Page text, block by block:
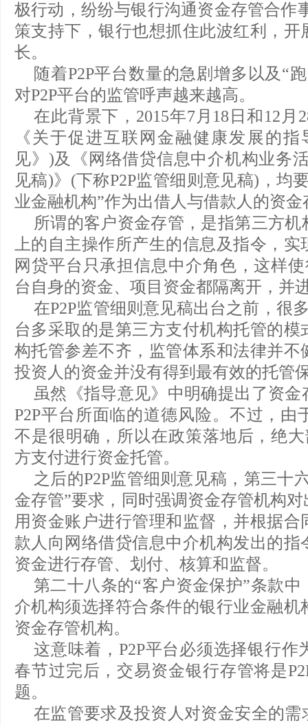
极行动，纷纷与银行沟通资金存管合作
策支持下，银行也想抓住此波红利，
长。
随着P2P平台数量的急剧增多以及“
对P2P平台的监管呼声越来越高。
在此背景下，2015年7月18日和12月
《关于促进互联网金融健康发展的
见》)及《网络借贷信息中介机构业务
见稿)》(下称P2P监管细则意见稿)，均
业金融机构”作为出借人与借款人的资金
所谓的客户资金存管，是指第三方
上的自主操作所产生的信息及指令，
网贷平台只承担信息中介角色，这样
台自身的资金、项目资金都隔离开，并
在P2P监管细则意见稿出台之前，很
台多采取的是第三方支付机构托管的
构托管参差不齐，监管体系和法律并不
投资人的资金并没有得到最有效的托管
虽然《指导意见》中明确提出了资
P2P平台所面临的道德风险。不过，由
不是很明确，所以在政策落地后，绝
方支付进行资金托管。
之后的P2P监管细则意见稿，第三十
金存管”要求，同时强调资金存管机构
用资金账户进行管理和监督，并根据
款人向网络借贷信息中介机构发出的
资金进行存管、划付、核算和监督。
第二十八条的“客户资金保护”条款
介机构须选择符合条件的银行业金融机
资金存管机构。
这意味着，P2P平台必须选择银行
春节过完后，交易资金银行存管将是
题。
在监管要求及投资人对资金安全的